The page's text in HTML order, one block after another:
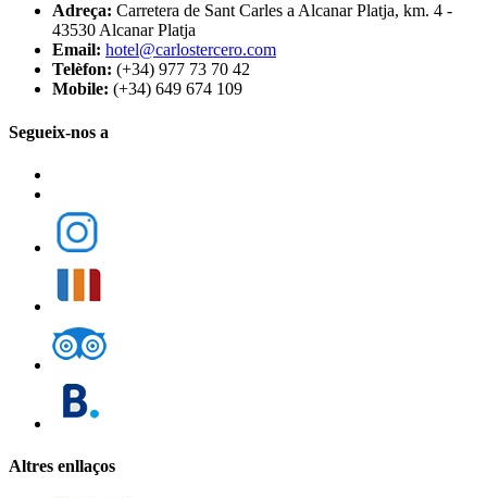
Adreça: Carretera de Sant Carles a Alcanar Platja, km. 4 -
43530 Alcanar Platja
Email: hotel@carlostercero.com
Telèfon: (+34) 977 73 70 42
Mobile: (+34) 649 674 109
Segueix-nos a
Altres enllaços